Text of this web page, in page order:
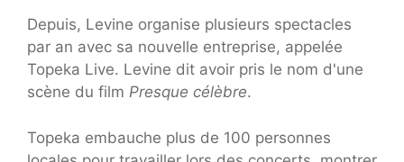
Depuis, Levine organise plusieurs spectacles
par an avec sa nouvelle entreprise, appelée
Topeka Live. Levine dit avoir pris le nom d'une
scène du film Presque célèbre.
Topeka embauche plus de 100 personnes